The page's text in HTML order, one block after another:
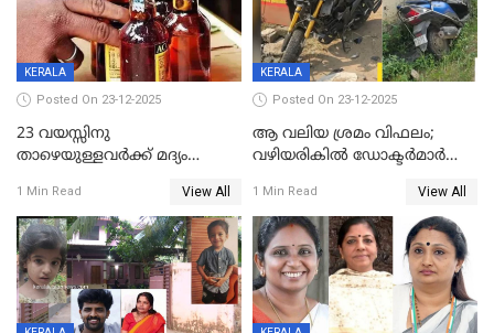
വർഗീസ്
KERALA
Posted On 23-12-2025
23 വയസ്സിനു
താഴെയുള്ളവർക്ക് മദ്യം
നടപടി;സ്ഥാപനങ്ങൾക്കെതിരെ
രണ്ട് കേസുകൾ
1 Min Read View All
KERALA
Posted On 23-12-2025
ആ വലിയ ശ്രമം വിഫലം;
വഴിയരികില്‍ ‌ഡോക്ടര്‍മാര്‍
മരണത്തിന് കീഴടങ്ങി
1 Min Read View All